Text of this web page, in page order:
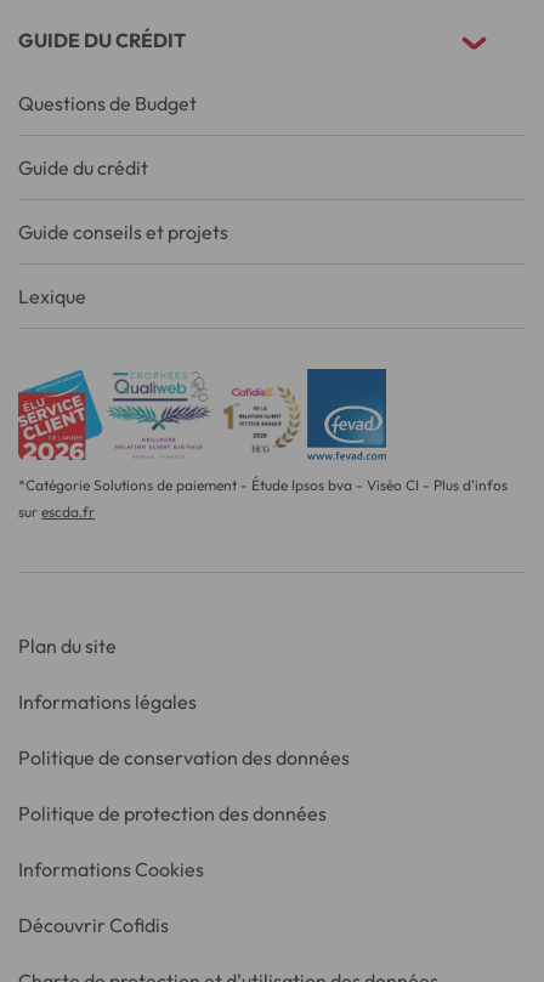
GUIDE DU CRÉDIT
Questions de Budget
Guide du crédit
Guide conseils et projets
Lexique
*Catégorie Solutions de paiement - Étude Ipsos bva - Viséo CI - Plus d'infos
sur escda.fr
Plan du site
Informations légales
Politique de conservation des données
Politique de protection des données
Informations Cookies
Découvrir Cofidis